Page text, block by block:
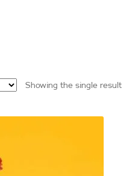
Showing the single result